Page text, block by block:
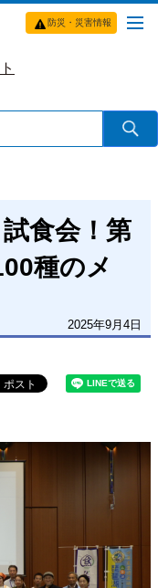
防災・災害情報
食会！第
種のメ
2025年9月4日